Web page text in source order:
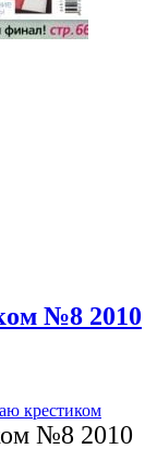
№8 2010
крестиком
№8 2010